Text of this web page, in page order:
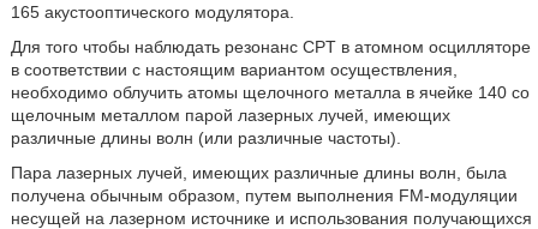
165 акустооптического модулятора.
Для того чтобы наблюдать резонанс CPT в атомном осцилляторе
в соответствии с настоящим вариантом осуществления,
необходимо облучить атомы щелочного металла в ячейке 140 со
щелочным металлом парой лазерных лучей, имеющих
различные длины волн (или различные частоты).
Пара лазерных лучей, имеющих различные длины волн, была
получена обычным образом, путем выполнения FM-модуляции
несущей на лазерном источнике и использования получающихся